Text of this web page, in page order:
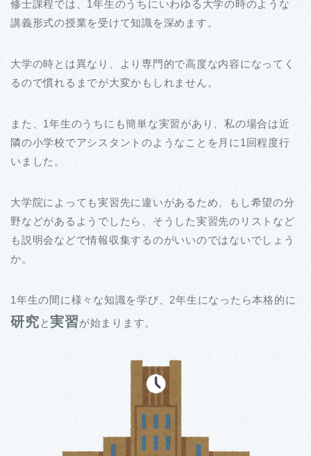
修士課程では、1年生のうちにいわゆる大学の時のような
講義形式の授業を受けて知識を深めます。
大学の時とは異なり、より専門的で高度な内容になってく
るので慣れるまでが大変かもしれません。
また、1年生のうちにも簡単な実習があり、私の場合は近
隣の小学校でアシスタントのようなことを月に1回程度行
いました。
大学院によっても実習先に違いがあるため、もし希望の分
野などがあるようでしたら、そうした実習先のリストなど
も説明会などで情報収集するのがいいのではないでしょう
か。
1年生の間に様々な知識を学び、2年生になったら本格的に
研究と実習が始まります。